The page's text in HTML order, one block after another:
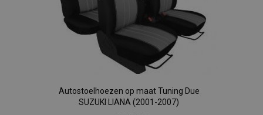
Autostoelhoezen op maat Tuning Due
SUZUKI LIANA (2001-2007)